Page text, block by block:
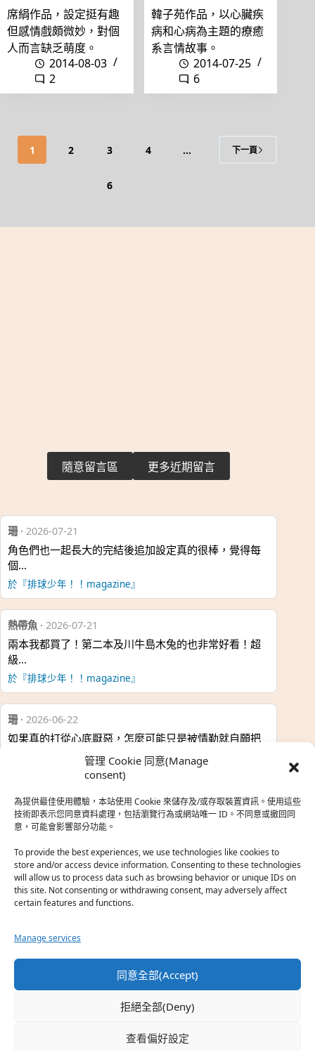
管理 Cookie 同意(Manage
consent)
為提供最佳使用體驗，本站使用 Cookie 來儲存及/或存取裝置資訊。使用這些
技術即表示您同意資料處理，包括瀏覽行為或網站唯一 ID。不同意或撤回同
意，可能會影響部分功能。
To provide the best experiences, we use technologies like cookies to
store and/or access device information. Consenting to these technologies
will allow us to process data such as browsing behavior or unique IDs on
this site. Not consenting or withdrawing consent, may adversely affect
certain features and functions.
Manage services
同意全部(Accept)
拒絕全部(Deny)
查看偏好設定
席絹作品，設定挺有趣
但感情戲頗微妙，對個
人而言缺乏萌度。
2014-08-03
2
韓子苑作品，以心臟疾
病和心病為主題的療癒
系言情故事。
2014-07-25
6
1 2 3 4 ...
6
下一頁
隨意留言區 更多近期留言
珊· 2026-07-21
角色們也一起長大的完結後追加設定真的很棒，覺得每
個…
於『排球少年！！magazine』
熱帶魚 · 2026-07-21
兩本我都買了！第二本及川牛島木兔的也非常好看！超
級…
於『排球少年！！magazine』
珊· 2026-06-22
如果真的打從心底厭惡，怎麼可能只是被情勒就自願把
熱帶魚·2026-06-22
之前看到網路上有人說灰二自私情勒大家陪他圓夢，但
真…
於『強風吹拂』
珊·2026-06-18
第…
於『白領羽球部』